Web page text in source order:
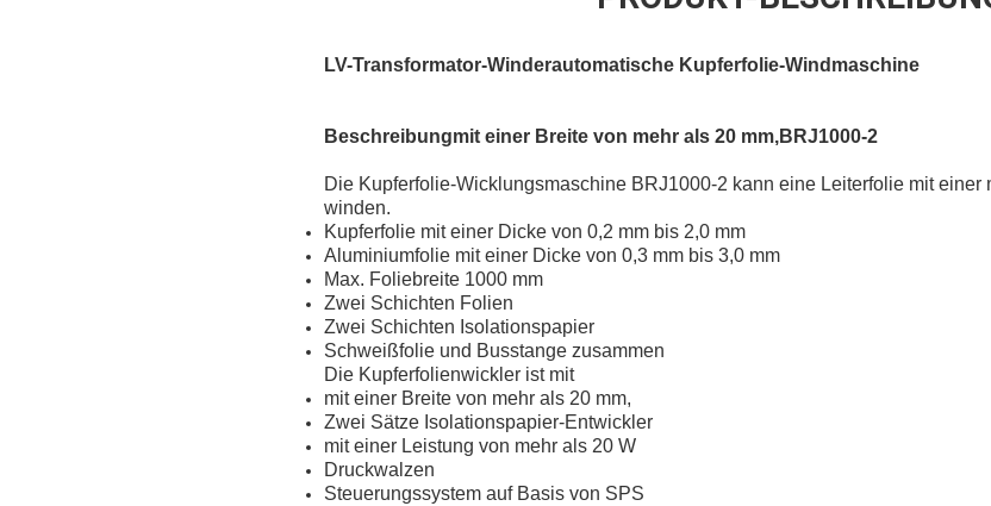
LV-Transformator-Winderautomatische Kupferfolie-Windmaschine
Beschreibungmit einer Breite von mehr als 20 mm,BRJ1000-2
Die Kupferfolie-Wicklungsmaschine BRJ1000-2 kann eine Leiterfolie mit einer
winden.
Kupferfolie mit einer Dicke von 0,2 mm bis 2,0 mm
Aluminiumfolie mit einer Dicke von 0,3 mm bis 3,0 mm
Max. Foliebreite 1000 mm
Zwei Schichten Folien
Zwei Schichten Isolationspapier
Schweißfolie und Busstange zusammen
Die Kupferfolienwickler ist mit
mit einer Breite von mehr als 20 mm,
Zwei Sätze Isolationspapier-Entwickler
mit einer Leistung von mehr als 20 W
Druckwalzen
Steuerungssystem auf Basis von SPS